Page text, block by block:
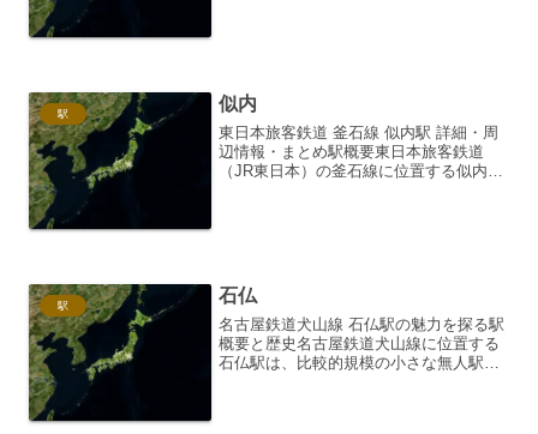
駅 似内
東日本旅客鉄道 釜石線 似内駅 詳細・周
辺情報・まとめ駅概要東日本旅客鉄道
（JR東日本）の釜石線に位置する似内駅
駅 石仏
名古屋鉄道犬山線 石仏駅の魅力を探る駅
概要と歴史名古屋鉄道犬山線に位置する
石仏駅は、比較的規模の小さな無人駅な